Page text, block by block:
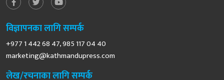
विज्ञापनका लागि सम्पर्क
+977 1 442 68 47, 985 117 04 40
marketing@kathmandupress.com
लेख/रचनाका लागि सम्पर्क